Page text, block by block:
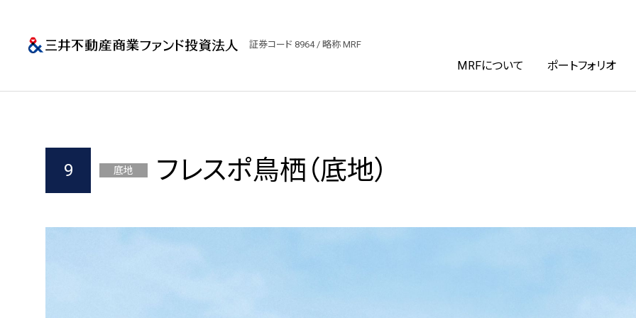
証券コード 8964 / 略称 MRF
MRFについて ポートフォリオ
9 底地 フレスポ鳥栖（底地）